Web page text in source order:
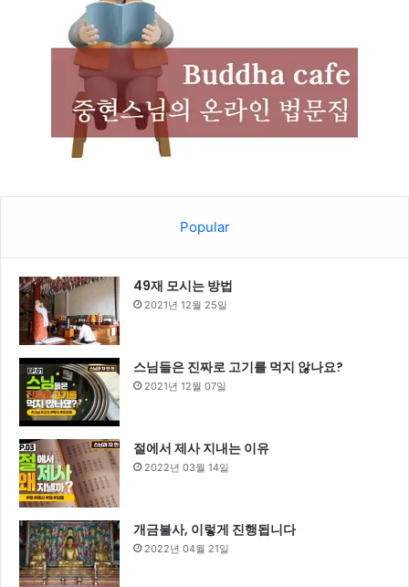
Popular
49재 모시는 방법
2021년 12월 25일
스님들은 진짜로 고기를 먹지 않나요?
2021년 12월 07일
절에서 제사 지내는 이유
2022년 03월 14일
개금불사, 이렇게 진행됩니다
2022년 04월 21일